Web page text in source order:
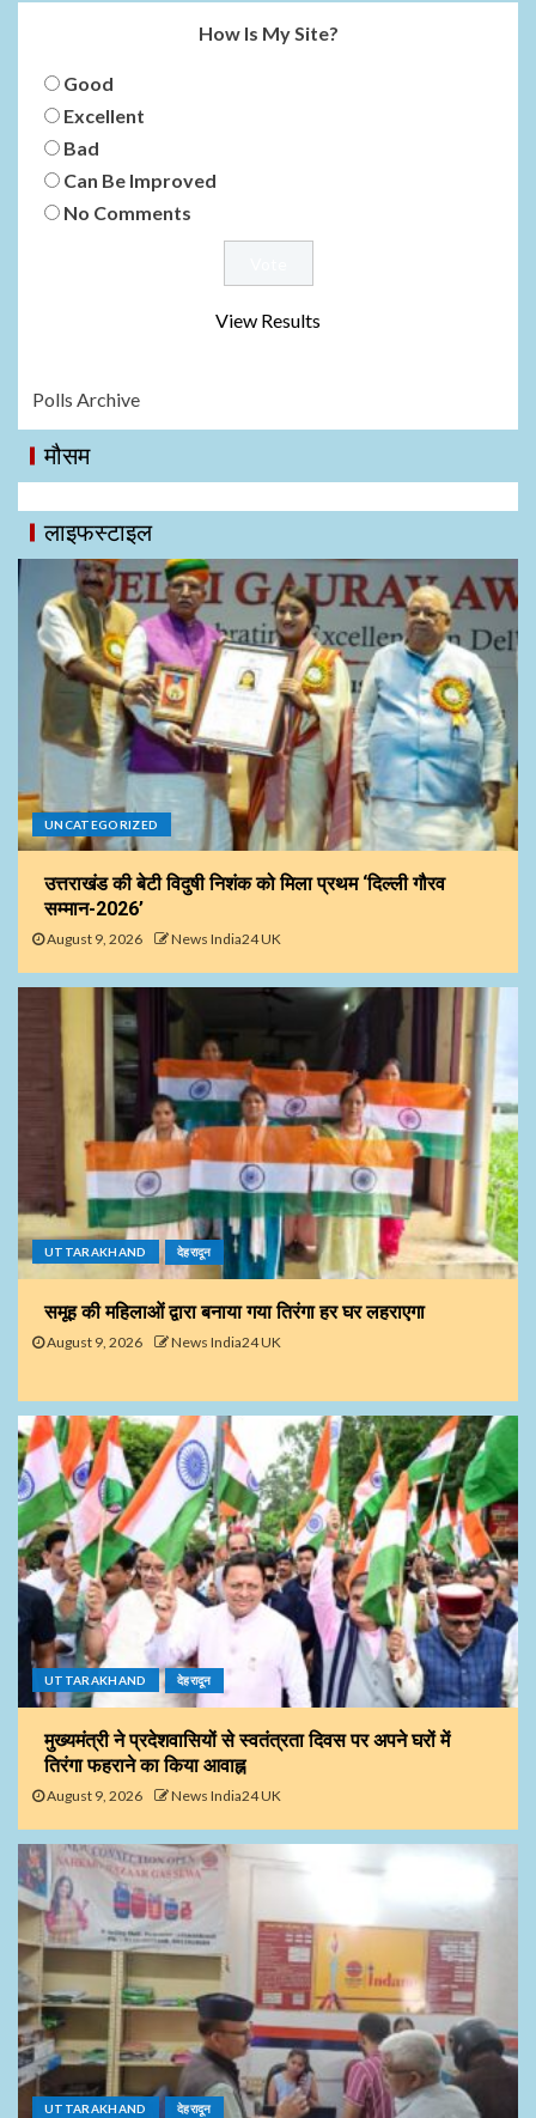
How Is My Site?
Good
Excellent
Bad
Can Be Improved
No Comments
View Results
Polls Archive
मौसम
लाइफस्टाइल
UNCATEGORIZED
उत्तराखंड की बेटी विदुषी निशंक को मिला प्रथम ‘दिल्ली गौरव
सम्मान-2026’
August 9, 2026 News India24 UK
UTTARAKHAND देहरादून
समूह की महिलाओं द्वारा बनाया गया तिरंगा हर घर लहराएगा
August 9, 2026 News India24 UK
UTTARAKHAND देहरादून
मुख्यमंत्री ने प्रदेशवासियों से स्वतंत्रता दिवस पर अपने घरों में
तिरंगा फहराने का किया आवाह्न
August 9, 2026 News India24 UK
UTTARAKHAND देहरादून